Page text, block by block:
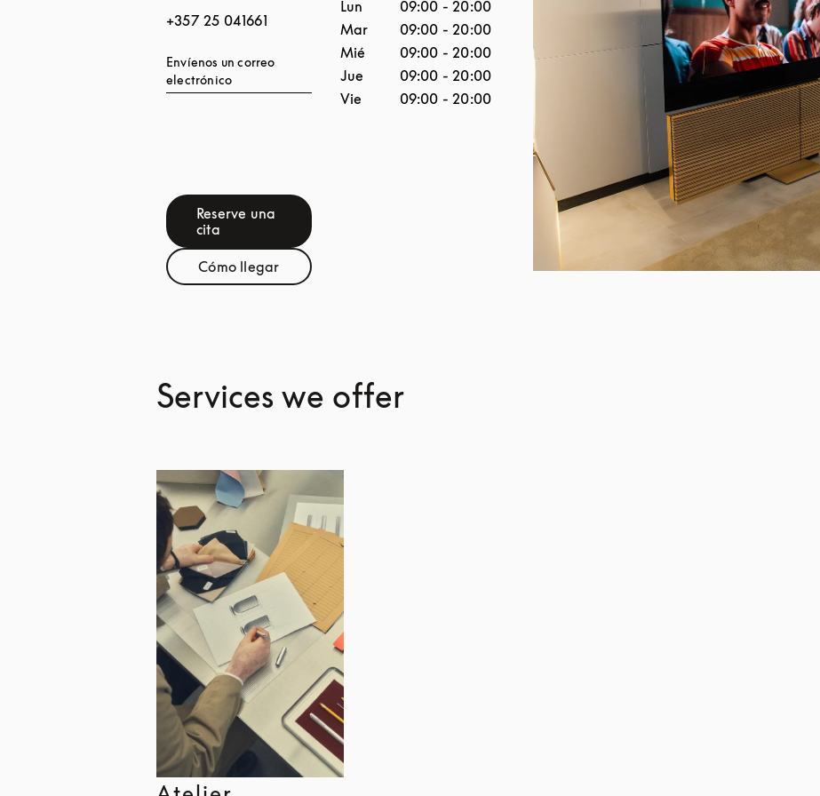
+357 25 041661
Envíenos un correo
electrónico
Reserve una
cita
Link Opens in New Tab
Cómo llegarLink Opens in New Tab
Lun 09:00 -20:00
Mar
09:00 -20:00
Mié
09:00 -20:00
Jue
09:00 -20:00
Vie
09:00 -20:00
Services we offer